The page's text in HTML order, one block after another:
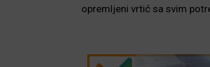
opremljeni vrtić sa svim